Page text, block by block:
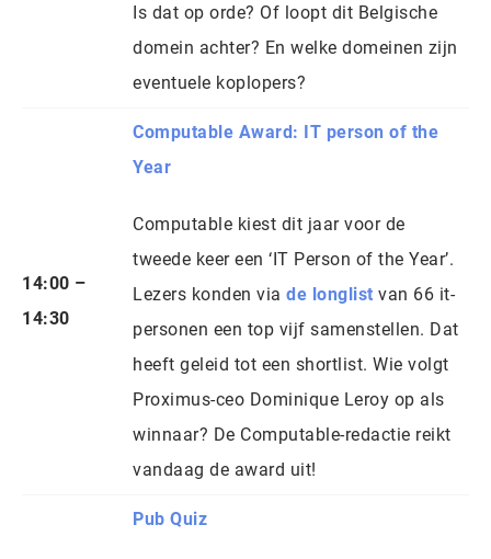
Is dat op orde? Of loopt dit Belgische
domein achter? En welke domeinen zijn
eventuele koplopers?
14:00 –
14:30
Computable Award: IT person of the
Year
Computable kiest dit jaar voor de
tweede keer een ‘IT Person of the Year’.
Lezers konden via de longlist van 66 it-
personen een top vijf samenstellen. Dat
heeft geleid tot een shortlist. Wie volgt
Proximus-ceo Dominique Leroy op als
winnaar? De Computable-redactie reikt
vandaag de award uit!
Pub Quiz